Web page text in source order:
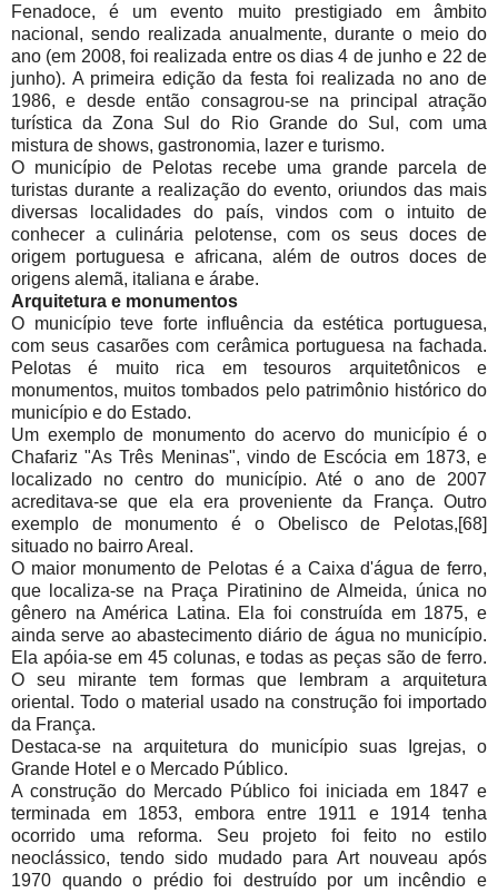
Fenadoce, é um evento muito prestigiado em âmbito
nacional, sendo realizada anualmente, durante o meio do
ano (em 2008, foi realizada entre os dias 4 de junho e 22 de
junho). A primeira edição da festa foi realizada no ano de
1986, e desde então consagrou-se na principal atração
turística da Zona Sul do Rio Grande do Sul, com uma
mistura de shows, gastronomia, lazer e turismo.
O município de Pelotas recebe uma grande parcela de
turistas durante a realização do evento, oriundos das mais
diversas localidades do país, vindos com o intuito de
conhecer a culinária pelotense, com os seus doces de
origem portuguesa e africana, além de outros doces de
origens alemã, italiana e árabe.
Arquitetura e monumentos
O município teve forte influência da estética portuguesa,
com seus casarões com cerâmica portuguesa na fachada.
Pelotas é muito rica em tesouros arquitetônicos e
monumentos, muitos tombados pelo patrimônio histórico do
município e do Estado.
Um exemplo de monumento do acervo do município é o
Chafariz "As Três Meninas", vindo de Escócia em 1873, e
localizado no centro do município. Até o ano de 2007
acreditava-se que ela era proveniente da França. Outro
exemplo de monumento é o Obelisco de Pelotas,[68]
situado no bairro Areal.
O maior monumento de Pelotas é a Caixa d'água de ferro,
que localiza-se na Praça Piratinino de Almeida, única no
gênero na América Latina. Ela foi construída em 1875, e
ainda serve ao abastecimento diário de água no município.
Ela apóia-se em 45 colunas, e todas as peças são de ferro.
O seu mirante tem formas que lembram a arquitetura
oriental. Todo o material usado na construção foi importado
da França.
Destaca-se na arquitetura do município suas Igrejas, o
Grande Hotel e o Mercado Público.
A construção do Mercado Público foi iniciada em 1847 e
terminada em 1853, embora entre 1911 e 1914 tenha
ocorrido uma reforma. Seu projeto foi feito no estilo
neoclássico, tendo sido mudado para Art nouveau após
1970 quando o prédio foi destruído por um incêndio e